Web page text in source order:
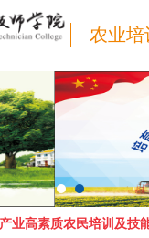
农业培
业高素质农民培训及技